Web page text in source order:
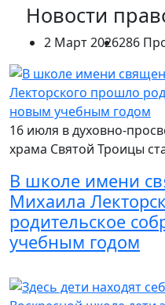
Новости
2 Март 2026286
16 июля в духовно-
храма Святой Троицы
В школе имени
Михаила
родительское
учебным годом